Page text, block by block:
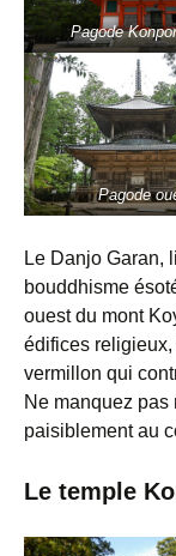
Pagode
Pagode
Le Danjo Garan,
bouddhisme
ouest du mont
édifices
vermillon qui
Ne manquez
paisiblement au
Le temple